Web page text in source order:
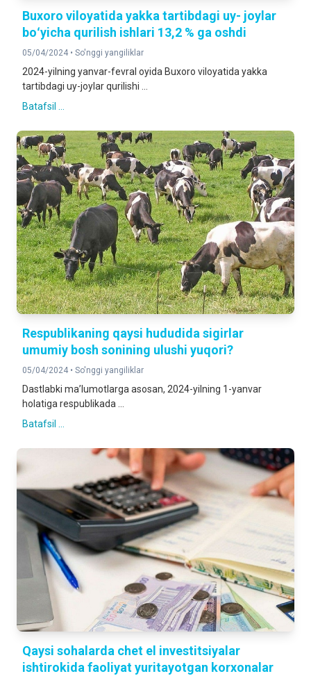
Buxoro viloyatida yakka tartibdagi uy- joylar
boʻyicha qurilish ishlari 13,2 % ga oshdi
05/04/2024 • So'nggi yangiliklar
2024-yilning yanvar-fevral oyida Buxoro viloyatida yakka
tartibdagi uy-joylar qurilishi ...
Batafsil ...
Respublikaning qaysi hududida sigirlar
umumiy bosh sonining ulushi yuqori?
05/04/2024 • So'nggi yangiliklar
Dastlabki maʼlumotlarga asosan, 2024-yilning 1-yanvar
holatiga respublikada ...
Batafsil ...
Qaysi sohalarda chet el investitsiyalar
ishtirokida faoliyat yuritayotgan korxonalar